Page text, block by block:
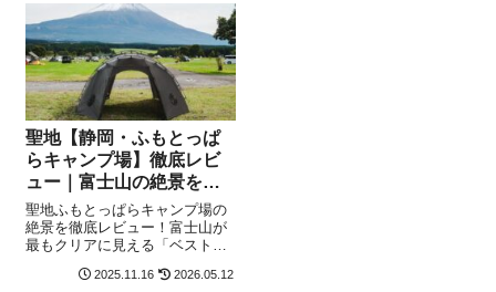
聖地【静岡・ふもとっぱ
らキャンプ場】徹底レビ
ュー｜富士山の絶景を満
喫できる時期とおすすめ
サイトを解説！標高・気
温の特徴や強風対策も網
聖地ふもとっぱらキャンプ場の
絶景を徹底レビュー！富士山が
最もクリアに見える「ベストシ
トでの「おすすめ設営場所」を
2025.11.16 2026.05.12